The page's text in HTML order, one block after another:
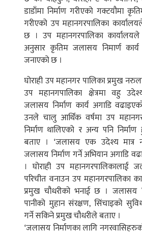
डाडाँमा निर्माण गरीएको गक्टयौमा
गरीएको उप महानगरपालिका
छ । उप महानगरपालिका
अनुसार कृतिम जलासय निमार्ण
जनाएको छ ।
घोराही उप महानगर पालिका प्रमुख
उप महानगपालिका क्षेत्रमा वहु
जलासय निर्माण कार्य अगाडि
उनले चालु आर्थिक वर्षमा उप
निर्माण थालिएको र अन्य पनि
बताए । ‘जलासय एक उदेश्य
जलासय निर्माण गर्ने अभियान अगाडि
। घोराही उप महानगरपालिकालाई
परिचीत वनाउन उप महानगरपालिका
प्रमुख चौधरीको भनाई छ । जलासय
पानीको मुहान संरक्षण, सिंचाइको
गर्ने सकिने प्रमुख चौधरीले बताए ।
‘जलासय निर्माणका लागि